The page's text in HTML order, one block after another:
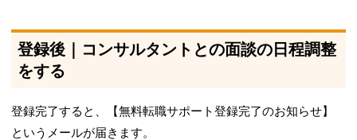
登録後｜コンサルタントとの面談の日程調整
をする
登録完了すると、【無料転職サポート登録完了のお知らせ】
というメールが届きます。